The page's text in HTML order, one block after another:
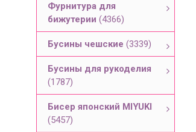
Фурнитура для
бижутерии (4366)
Бусины чешские (3339)
Бусины для рукоделия
(1787)
Бисер японский MIYUKI
(5457)